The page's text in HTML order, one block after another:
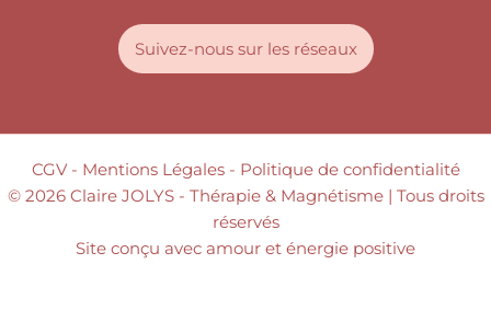
Suivez-nous sur les réseaux
CGV- Mentions Légales - Politique de confidentialité
© 2026 Claire JOLYS - Thérapie & Magnétisme | Tous droits
réservés
Site conçu avec amour et énergie positive